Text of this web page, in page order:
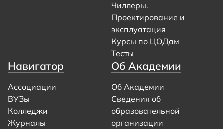
Чиллеры.
Проектирование и
эксплуатация
Курсы по ЦОДам
Тесты
Навигатор
Ассоциации
ВУЗы
Колледжи
Журналы
Об Академии
Об Академии
Сведения об
образовательной
организации